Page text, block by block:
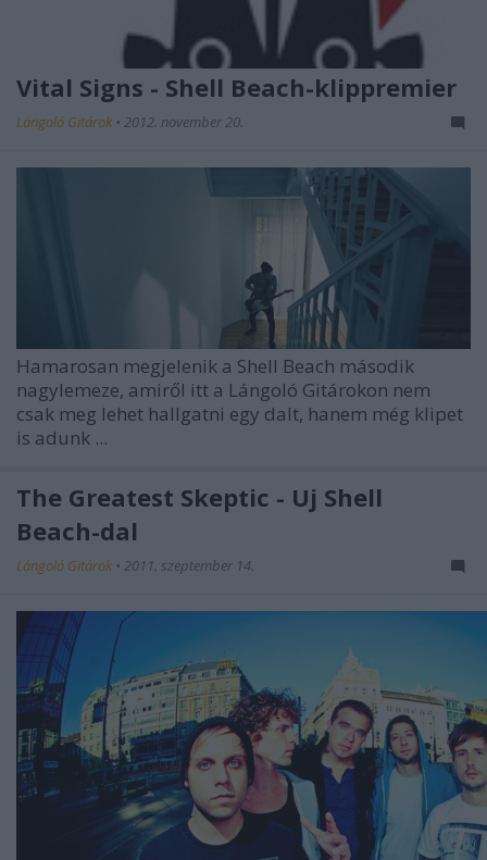
Vital Signs - Shell Beach-klippremier
Lángoló Gitárok • 2012. november 20.
Hamarosan megjelenik a Shell Beach második
nagylemeze, amiről itt a Lángoló Gitárokon nem
csak meg lehet hallgatni egy dalt, hanem még klipet
is adunk ...
The Greatest Skeptic - Új Shell
Beach-dal
Lángoló Gitárok • 2011. szeptember 14.